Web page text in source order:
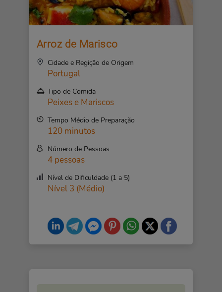
Arroz de Marisco
Cidade e Regição de Origem
Portugal
Tipo de Comida
Peixes e Mariscos
Tempo Médio de Preparação
120 minutos
Número de Pessoas
4 pessoas
Nível de Dificuldade (1 a 5)
Nível 3 (Médio)